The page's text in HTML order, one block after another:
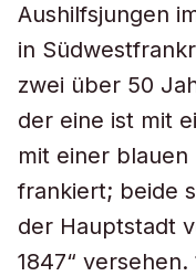
Aushilfsjungen
in
zwei über 50
der eine ist mit
mit einer
frankiert; beide
der Hauptstadt
1847“